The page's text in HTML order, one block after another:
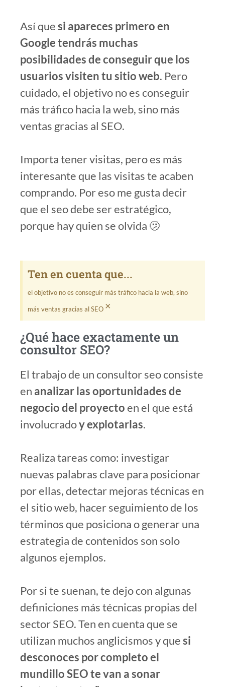
Así quesi apareces primero en
Google tendrás muchas
posibilidades de conseguir que los
usuarios visiten tu sitio web. Pero
cuidado, el objetivo no es conseguir
más tráfico hacia la web, sino más
ventas gracias al SEO.
Importa tener visitas, pero es más
interesante que las visitas te acaben
comprando. Por eso me gusta decir
que el seo debe ser estratégico,
porque hay quien se olvida 🫤
Ten en cuenta que...
el objetivo no es conseguir más tráfico hacia la web, sino
más ventas gracias al SEO ×
¿Qué hace exactamente un
consultor SEO?
El trabajo de un consultor seo consiste
en analizar las oportunidades de
negocio del proyectoen el que está
involucradoy explotarlas.
Realiza tareas como: investigar
nuevas palabras clave para posicionar
por ellas, detectar mejoras técnicas en
el sitio web, hacer seguimiento de los
términos que posiciona o generar una
estrategia de contenidos son solo
algunos ejemplos.
Por si te suenan, te dejo con algunas
definiciones más técnicas propias del
sector SEO. Ten en cuenta que se
utilizan muchos anglicismos y quesi
desconoces por completo el
mundillo SEO te van a sonar